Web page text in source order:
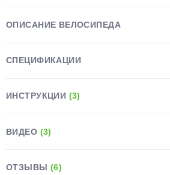
ОПИСАНИЕ ВЕЛОСИПЕДА
СПЕЦИФИКАЦИИ
ИНСТРУКЦИИ (3)
ВИДЕО (3)
ОТЗЫВЫ (6)